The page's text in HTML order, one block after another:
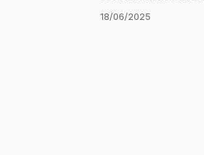
18/06/2025